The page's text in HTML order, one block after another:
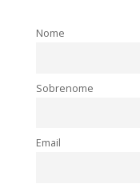
Nome
Sobrenome
Email